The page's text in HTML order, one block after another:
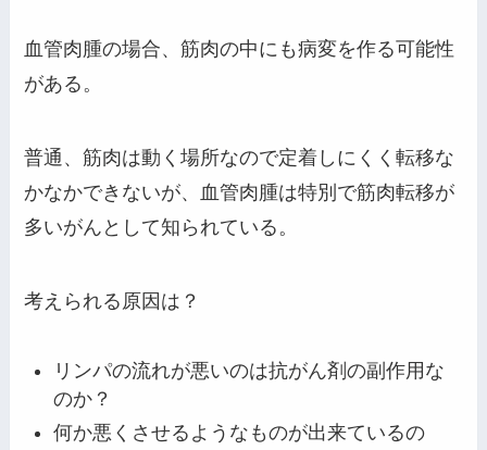
血管肉腫の場合、筋肉の中にも病変を作る可能性
がある。
普通、筋肉は動く場所なので定着しにくく転移な
かなかできないが、血管肉腫は特別で筋肉転移が
多いがんとして知られている。
考えられる原因は？
リンパの流れが悪いのは抗がん剤の副作用な
のか？
何か悪くさせるようなものが出来ているの